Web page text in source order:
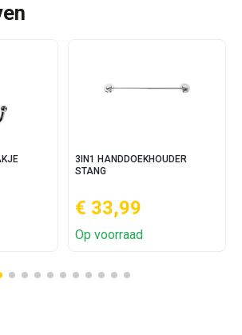
3IN1 HANDDOEKHOUDER
STANG
€ 33,99
Op voorraad